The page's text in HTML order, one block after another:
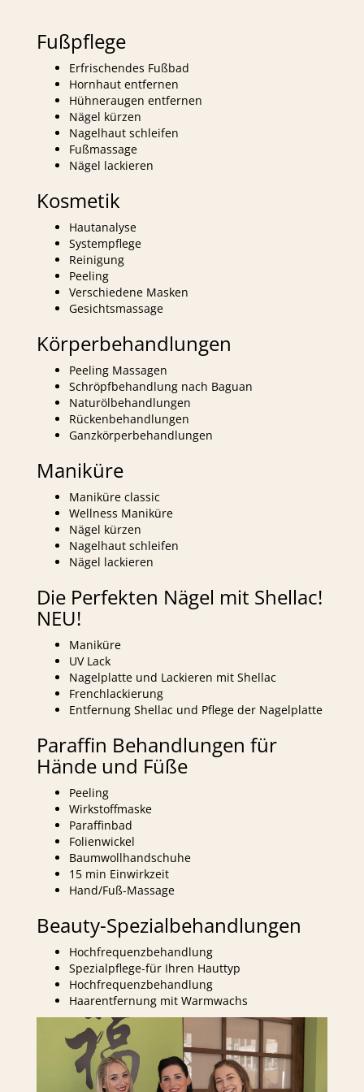
Fußpflege
Erfrischendes Fußbad
Hornhaut entfernen
Hühneraugen entfernen
Nägel kürzen
Nagelhaut schleifen
Fußmassage
Nägel lackieren
Kosmetik
Hautanalyse
Systempflege
Reinigung
Peeling
Verschiedene Masken
Gesichtsmassage
Körperbehandlungen
Peeling Massagen
Schröpfbehandlung nach Baguan
Naturölbehandlungen
Rückenbehandlungen
Ganzkörperbehandlungen
Maniküre
Maniküre classic
Wellness Maniküre
Nägel kürzen
Nagelhaut schleifen
Nägel lackieren
Die Perfekten Nägel mit Shellac!
NEU!
Maniküre
UV Lack
Nagelplatte und Lackieren mit Shellac
Frenchlackierung
Entfernung Shellac und Pflege der Nagelplatte
Paraffin Behandlungen für
Hände und Füße
Peeling
Wirkstoffmaske
Paraffinbad
Folienwickel
Baumwollhandschuhe
15 min Einwirkzeit
Hand/Fuß-Massage
Beauty-Spezialbehandlungen
Hochfrequenzbehandlung
Spezialpflege-für Ihren Hauttyp
Hochfrequenzbehandlung
Haarentfernung mit Warmwachs